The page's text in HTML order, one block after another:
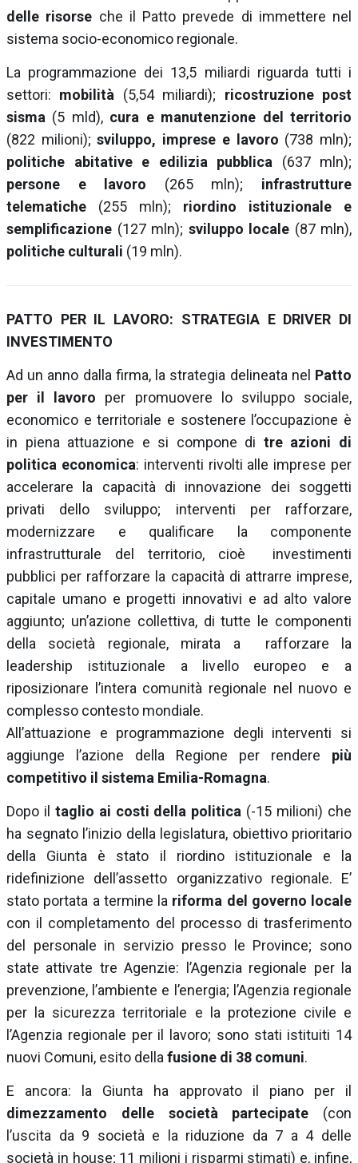
delle risorse che il Patto prevede di immettere nel
sistema socio-economico regionale.
La programmazione dei 13,5 miliardi riguarda tutti i
settori: mobilità (5,54 miliardi); ricostruzione post
sisma (5 mld), cura e manutenzione del territorio
(822 milioni);sviluppo, imprese e lavoro (738 mln);
politiche abitative e edilizia pubblica (637 mln);
persone e lavoro (265 mln); infrastrutture
telematiche (255 mln); riordino istituzionale e
semplificazione (127 mln); sviluppo locale (87 mln),
politiche culturali (19 mln).
PATTO PER IL LAVORO: STRATEGIA E DRIVER DI
INVESTIMENTO
Ad un anno dalla firma, la strategia delineata nel Patto
per il lavoro per promuovere lo sviluppo sociale,
economico e territoriale e sostenere l’occupazione è
in piena attuazione e si compone di tre azioni di
politica economica: interventi rivolti alle imprese per
accelerare la capacità di innovazione dei soggetti
privati dello sviluppo; interventi per rafforzare,
modernizzare e qualificare la componente
infrastrutturale del territorio, cioè investimenti
pubblici per rafforzare la capacità di attrarre imprese,
capitale umano e progetti innovativi e ad alto valore
aggiunto; un’azione collettiva, di tutte le componenti
della società regionale, mirata a rafforzare la
leadership istituzionale a livello europeo e a
riposizionare l’intera comunità regionale nel nuovo e
complesso contesto mondiale.
All’attuazione e programmazione degli interventi si
aggiunge l’azione della Regione per rendere più
competitivo il sistema Emilia-Romagna.
Dopo il taglio ai costi della politica (-15 milioni) che
ha segnato l’inizio della legislatura, obiettivo prioritario
della Giunta è stato il riordino istituzionale e la
ridefinizione dell’assetto organizzativo regionale. E’
stato portata a termine la riforma del governo locale
con il completamento del processo di trasferimento
del personale in servizio presso le Province; sono
state attivate tre Agenzie: l’Agenzia regionale per la
prevenzione, l’ambiente e l’energia; l’Agenzia regionale
per la sicurezza territoriale e la protezione civile e
l’Agenzia regionale per il lavoro; sono stati istituiti 14
nuovi Comuni, esito della fusione di 38 comuni.
E ancora: la Giunta ha approvato il piano per il
dimezzamento delle società partecipate (con
l’uscita da 9 società e la riduzione da 7 a 4 delle
società in house; 11 milioni i risparmi stimati) e, infine,